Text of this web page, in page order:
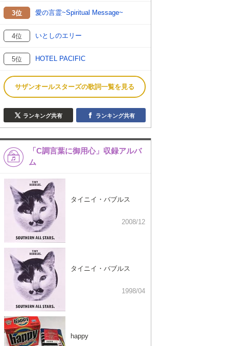
3位 愛の言霊~Spiritual Message~
4位 いとしのエリー
5位 HOTEL PACIFIC
サザンオールスターズの歌詞一覧を見る
ランキング共有 ランキング共有
「C調言葉に御用心」収録アルバ
ム
タイニイ・バブルス
2008/12
タイニイ・バブルス
1998/04
happy